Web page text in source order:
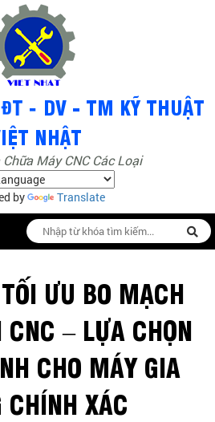
Chữa Máy CNC Các Loại
by Translate
ƯU BO MẠCH
– LỰA CHỌN
CHO MÁY GIA
CHÍNH XÁC